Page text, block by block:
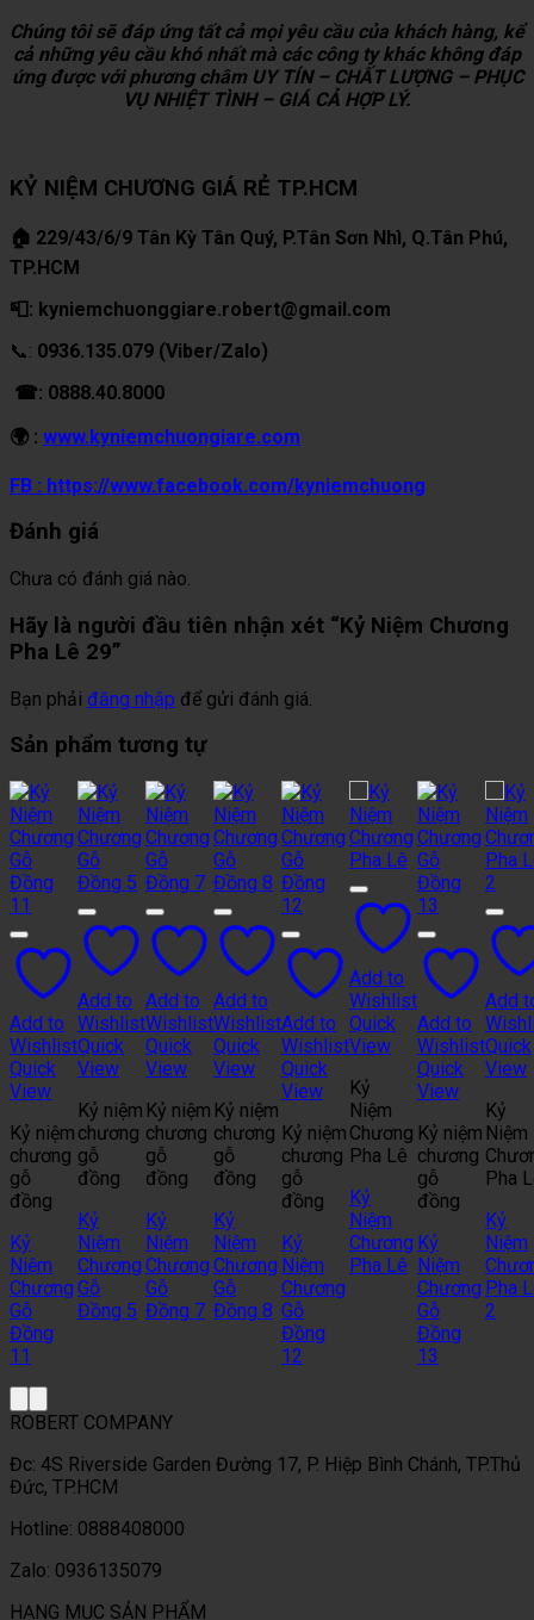
Chúng tôi sẽ đáp ứng tất cả mọi yêu cầu của khách hàng, kể
cả những yêu cầu khó nhất mà các công ty khác không đáp
ứng được với phương châm UY TÍN – CHẤT LƯỢNG – PHỤC
VỤ NHIỆT TÌNH – GIÁ CẢ HỢP LÝ.
KỶ NIỆM CHƯƠNG GIÁ RẺ TP.HCM
🏠 229/43/6/9 Tân Kỳ Tân Quý, P.Tân Sơn Nhì, Q.Tân Phú,
TP.HCM
📮: kyniemchuonggiare.robert@gmail.com
📞: 0936.135.079 (Viber/Zalo)
☎: 0888.40.8000
🌍 : www.kyniemchuongiare.com
FB : https://www.facebook.com/kyniemchuong
Đánh giá
Chưa có đánh giá nào.
Hãy là người đầu tiên nhận xét “Kỷ Niệm Chương
Pha Lê 29”
Bạn phải đăng nhập để gửi đánh giá.
Sản phẩm tương tự
Add to
Wishlist
Quick
View
Kỷ niệm
chương
gỗ
đồng
Kỷ
Niệm
Chương
Gỗ
Đồng
11
Add to
Wishlist
Quick
View
Kỷ niệm
chương
gỗ
đồng
Kỷ
Niệm
Chương
Gỗ
Đồng 5
Add to
Wishlist
Quick
View
Kỷ niệm
chương
gỗ
đồng
Kỷ
Niệm
Chương
Gỗ
Đồng 7
Add to
Wishlist
Quick
View
Kỷ niệm
chương
gỗ
đồng
Kỷ
Niệm
Chương
Gỗ
Đồng 8
Add to
Wishlist
Quick
View
Kỷ niệm
chương
gỗ
đồng
Kỷ
Niệm
Chương
Gỗ
Đồng
12
Add to
Wishlist
Quick
View
Kỷ
Niệm
Chương
Pha Lê
Kỷ
Niệm
Chương
Pha Lê
Add to
Wishlist
Quick
View
Kỷ niệm
chương
gỗ
đồng
Kỷ
Niệm
Chương
Gỗ
Đồng
13
Add
Quick
View
Kỷ
Niệm
Pha
Kỷ
Niệm
Pha
2
ROBERT COMPANY
Đc: 4S Riverside Garden Đường 17, P. Hiệp Bình Chánh, TP.Thủ
Đức, TP.HCM
Hotline: 0888408000
Zalo: 0936135079
HẠNG MỤC SẢN PHẨM